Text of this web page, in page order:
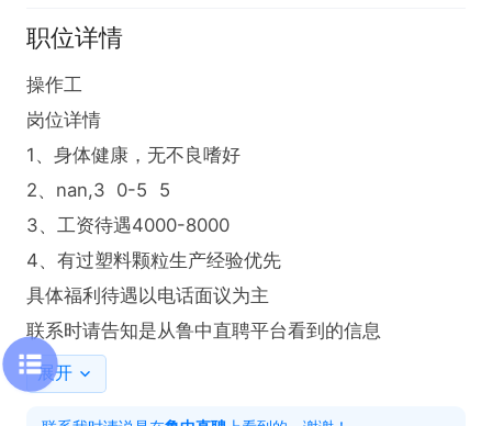
职位详情
操作工
岗位详情
1、身体健康，无不良嗜好
2、nan,3  0-5  5
3、工资待遇4000-8000
4、有过塑料颗粒生产经验优先
具体福利待遇以电话面议为主
联系时请告知是从鲁中直聘平台看到的信息
展开